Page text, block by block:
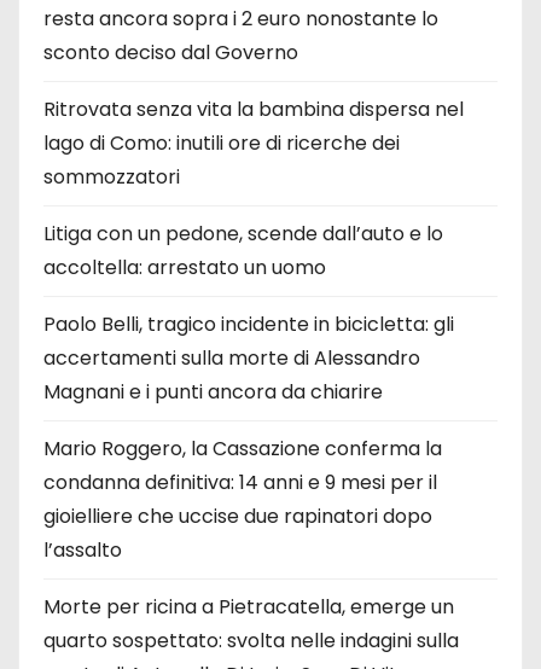
resta ancora sopra i 2 euro nonostante lo
sconto deciso dal Governo
Ritrovata senza vita la bambina dispersa nel
lago di Como: inutili ore di ricerche dei
sommozzatori
Litiga con un pedone, scende dall’auto e lo
accoltella: arrestato un uomo
Paolo Belli, tragico incidente in bicicletta: gli
accertamenti sulla morte di Alessandro
Magnani e i punti ancora da chiarire
Mario Roggero, la Cassazione conferma la
condanna definitiva: 14 anni e 9 mesi per il
gioielliere che uccise due rapinatori dopo
l’assalto
Morte per ricina a Pietracatella, emerge un
quarto sospettato: svolta nelle indagini sulla